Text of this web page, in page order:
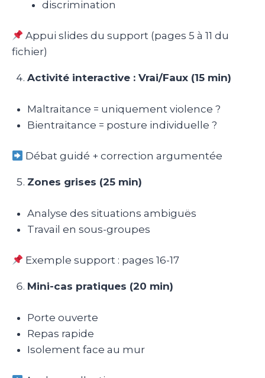
discrimination
Appui slides du support (pages 5 à 11 du
fichier)
Activité interactive : Vrai/Faux (15 min)
Maltraitance = uniquement violence ?
Bientraitance = posture individuelle ?
Débat guidé + correction argumentée
Zones grises (25 min)
Analyse des situations ambiguës
Travail en sous-groupes
Exemple support : pages 16-17
Mini-cas pratiques (20 min)
Porte ouverte
Repas rapide
Isolement face au mur